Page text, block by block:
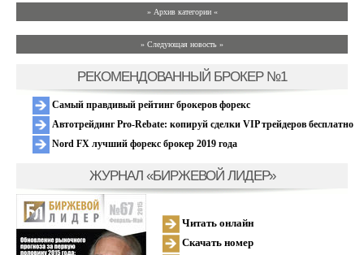
» Архив категории «
» Следующая новость »
РЕКОМЕНДОВАННЫЙ БРОКЕР №1
Самый правдивый рейтинг брокеров форекс
Автотрейдинг Pro-Rebate: копируй сделки VIP трейдеров бесплатно
Nord FX лучший форекс брокер 2019 года
ЖУРНАЛ «БИРЖЕВОЙ ЛИДЕР»
Читать онлайн
Скачать номер